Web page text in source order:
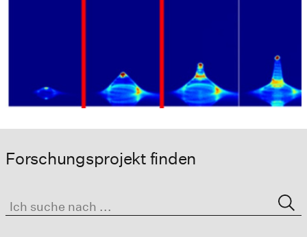
Forschungsprojekt finden